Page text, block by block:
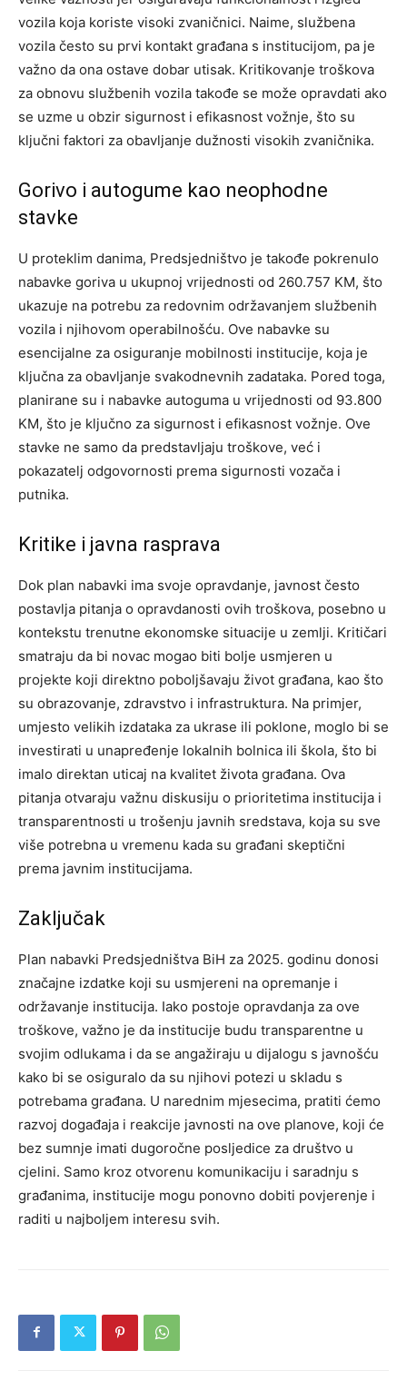
vozila koja koriste visoki zvaničnici. Naime, službena
vozila često su prvi kontakt građana s institucijom, pa je
važno da ona ostave dobar utisak. Kritikovanje troškova
za obnovu službenih vozila takođe se može opravdati ako
se uzme u obzir sigurnost i efikasnost vožnje, što su
ključni faktori za obavljanje dužnosti visokih zvaničnika.
Gorivo i autogume kao neophodne
stavke
U proteklim danima, Predsjedništvo je takođe pokrenulo
nabavke goriva u ukupnoj vrijednosti od 260.757 KM, što
ukazuje na potrebu za redovnim održavanjem službenih
vozila i njihovom operabilnošću. Ove nabavke su
esencijalne za osiguranje mobilnosti institucije, koja je
ključna za obavljanje svakodnevnih zadataka. Pored toga,
planirane su i nabavke autoguma u vrijednosti od 93.800
KM, što je ključno za sigurnost i efikasnost vožnje. Ove
stavke ne samo da predstavljaju troškove, već i
pokazatelj odgovornosti prema sigurnosti vozača i
putnika.
Kritike i javna rasprava
Dok plan nabavki ima svoje opravdanje, javnost često
postavlja pitanja o opravdanosti ovih troškova, posebno u
kontekstu trenutne ekonomske situacije u zemlji. Kritičari
smatraju da bi novac mogao biti bolje usmjeren u
projekte koji direktno poboljšavaju život građana, kao što
su obrazovanje, zdravstvo i infrastruktura. Na primjer,
umjesto velikih izdataka za ukrase ili poklone, moglo bi se
investirati u unapređenje lokalnih bolnica ili škola, što bi
imalo direktan uticaj na kvalitet života građana. Ova
pitanja otvaraju važnu diskusiju o prioritetima institucija i
transparentnosti u trošenju javnih sredstava, koja su sve
više potrebna u vremenu kada su građani skeptični
prema javnim institucijama.
Zaključak
Plan nabavki Predsjedništva BiH za 2025. godinu donosi
značajne izdatke koji su usmjereni na opremanje i
održavanje institucija. Iako postoje opravdanja za ove
troškove, važno je da institucije budu transparentne u
svojim odlukama i da se angažiraju u dijalogu s javnošću
kako bi se osiguralo da su njihovi potezi u skladu s
potrebama građana. U narednim mjesecima, pratiti ćemo
razvoj događaja i reakcije javnosti na ove planove, koji će
bez sumnje imati dugoročne posljedice za društvo u
cjelini. Samo kroz otvorenu komunikaciju i saradnju s
građanima, institucije mogu ponovno dobiti povjerenje i
raditi u najboljem interesu svih.